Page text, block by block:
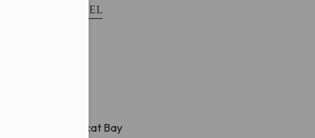
Zobacz hotel
call